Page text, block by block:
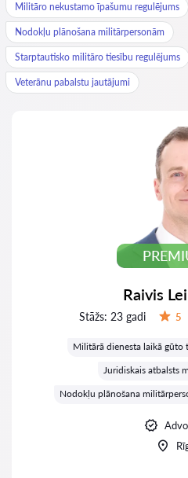
Militāro nekustamo īpašumu regulējums
Nodokļu plānošana militārpersonām
Starptautisko militāro tiesību regulējums
Veterānu pabalstu jautājumi
Raivis
Stāžs: 23 gadi 5
Militārā dienesta laikā gūto
Juridiskais atbalsts
Nodokļu plānošana